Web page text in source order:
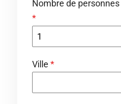
Nombre de
*
Ville *